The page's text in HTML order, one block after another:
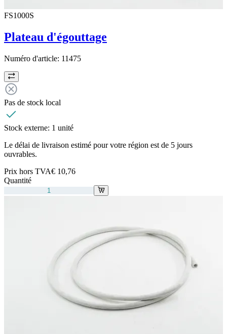
FS1000S
Plateau d'égouttage
Numéro d'article: 11475
Pas de stock local
Stock externe: 1 unité
Le délai de livraison estimé pour votre région est de 5 jours
ouvrables.
Prix hors TVA€ 10,76
Quantité